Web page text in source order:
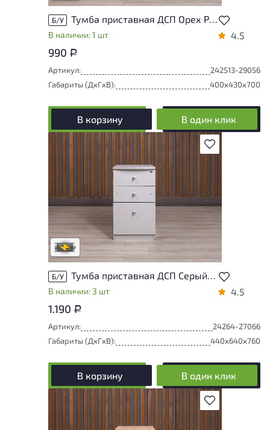
Б/У
В наличии: 1 шт 4.5
990 Р
Артикул:
242513-29056
Габариты (ДxГxВ):
400x430x700
В корзину В один клик
В избранное
Степень износа находится на стадии
проверки. Вы можете уточнить
дополнительную информацию у
сотрудников магазина
В обработке
Б/У
В наличии: 3 шт 4.5
1.190 Р
Артикул:
24264-27066
Габариты (ДxГxВ):
440x640x760
В корзину В один клик
В избранное